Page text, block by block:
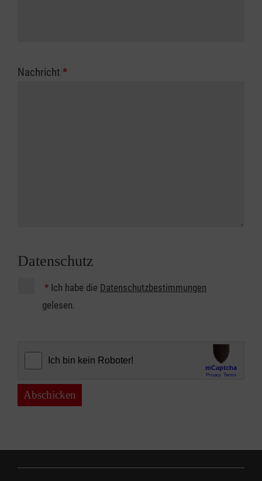
Nachricht *
Datenschutz
* Ich habe die Datenschutzbestimmungen
gelesen.
Abschicken